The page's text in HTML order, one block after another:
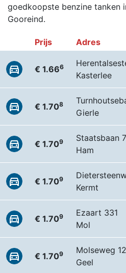
goedkoopste benzine tanken
Gooreind.
Prijs Adres
€ 1.666
Kasterlee
€ 1.708
Gierle
€ 1.709
Staatsbaan
Ham
€ 1.709
Kermt
€ 1.709
Ezaart 331
Mol
€ 1.709
Molseweg
Geel